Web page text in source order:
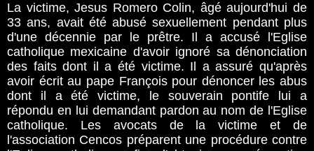
La victime, Jesus Romero Colin, âgé aujourd'hui de
33 ans, avait été abusé sexuellement pendant plus
d'une décennie par le prêtre. Il a accusé l'Eglise
catholique mexicaine d'avoir ignoré sa dénonciation
des faits dont il a été victime. Il a assuré qu'après
avoir écrit au pape François pour dénoncer les abus
dont il a été victime, le souverain pontife lui a
répondu en lui demandant pardon au nom de l'Eglise
catholique. Les avocats de la victime et de
l'association Cencos préparent une procédure contre